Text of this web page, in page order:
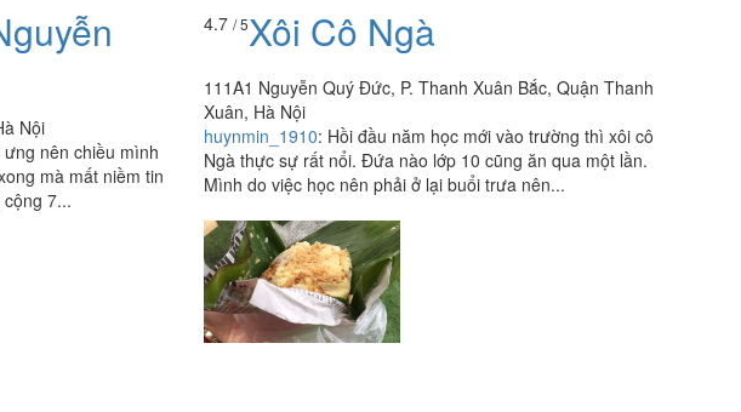
Nội
nên chiều mình
mà mất niềm tin
7...
4.7 / 5Xôi Cô Ngà
111A1 Nguyễn Quý Đức, P. Thanh Xuân Bắc, Quận Thanh
Xuân, Hà Nội
huynmin_1910: Hồi đầu năm học mới vào trường thì xôi cô
Ngà thực sự rất nổi. Đứa nào lớp 10 cũng ăn qua một lần.
Mình do việc học nên phải ở lại buổi trưa nên...